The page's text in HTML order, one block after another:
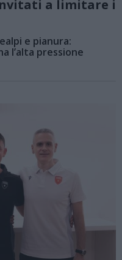
a limitare i
e pianura:
l’alta pressione